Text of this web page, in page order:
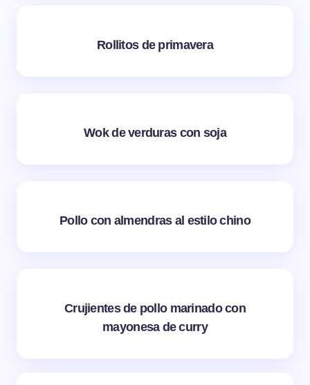
Rollitos de primavera
Wok de verduras con soja
Pollo con almendras al estilo chino
Crujientes de pollo marinado con
mayonesa de curry